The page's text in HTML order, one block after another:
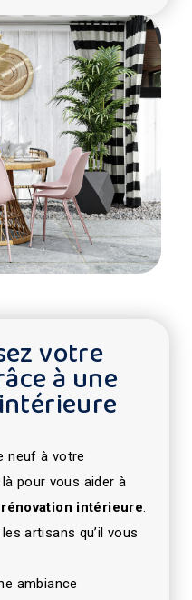
votre
à une
neuf à votre
pour vous aider à
rénovation intérieure.
artisans qu’il vous
ambiance